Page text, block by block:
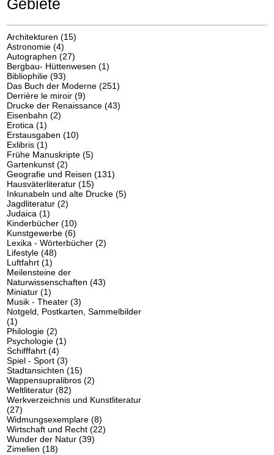
Gebiete
Architekturen (15)
Astronomie (4)
Autographen (27)
Bergbau- Hüttenwesen (1)
Bibliophilie (93)
Das Buch der Moderne (251)
Derrière le miroir (9)
Drucke der Renaissance (43)
Eisenbahn (2)
Erotica (1)
Erstausgaben (10)
Exlibris (1)
Frühe Manuskripte (5)
Gartenkunst (2)
Geografie und Reisen (131)
Hausväterliteratur (15)
Inkunabeln und alte Drucke (5)
Jagdliteratur (2)
Judaica (1)
Kinderbücher (10)
Kunstgewerbe (6)
Lexika - Wörterbücher (2)
Lifestyle (48)
Luftfahrt (1)
Meilensteine der
Naturwissenschaften (43)
Miniatur (1)
Musik - Theater (3)
Notgeld, Postkarten, Sammelbilder
(1)
Philologie (2)
Psychologie (1)
Schifffahrt (4)
Spiel - Sport (3)
Stadtansichten (15)
Wappensupralibros (2)
Weltliteratur (82)
Werkverzeichnis und Kunstliteratur
(27)
Widmungsexemplare (8)
Wirtschaft und Recht (22)
Wunder der Natur (39)
Zimelien (18)